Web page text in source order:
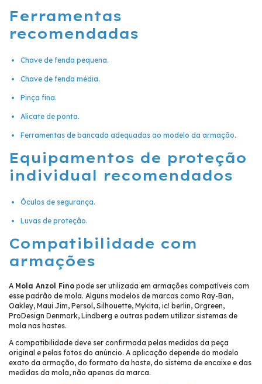
Ferramentas
recomendadas
Chave de fenda pequena.
Chave de fenda média.
Pinça fina.
Alicate de ponta.
Ferramentas de bancada adequadas ao modelo da armação.
Equipamentos de proteção
individual recomendados
Óculos de segurança.
Luvas de proteção.
Compatibilidade com
armações
A Mola Anzol Fino pode ser utilizada em armações compatíveis com
esse padrão de mola. Alguns modelos de marcas como Ray-Ban,
Oakley, Maui Jim, Persol, Silhouette, Mykita, ic! berlin, Orgreen,
ProDesign Denmark, Lindberg e outras podem utilizar sistemas de
mola nas hastes.
A compatibilidade deve ser confirmada pelas medidas da peça
original e pelas fotos do anúncio. A aplicação depende do modelo
exato da armação, do formato da haste, do sistema de encaixe e das
medidas da mola, não apenas da marca.